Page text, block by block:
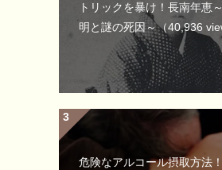
トリックを暴け！長南年恵
明と謎の死因～（40,936
危険なアルコール摂取方法